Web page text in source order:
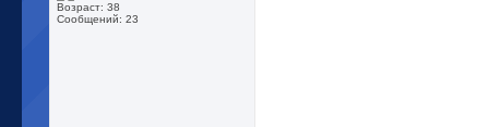
Возраст: 38
Сообщений: 23